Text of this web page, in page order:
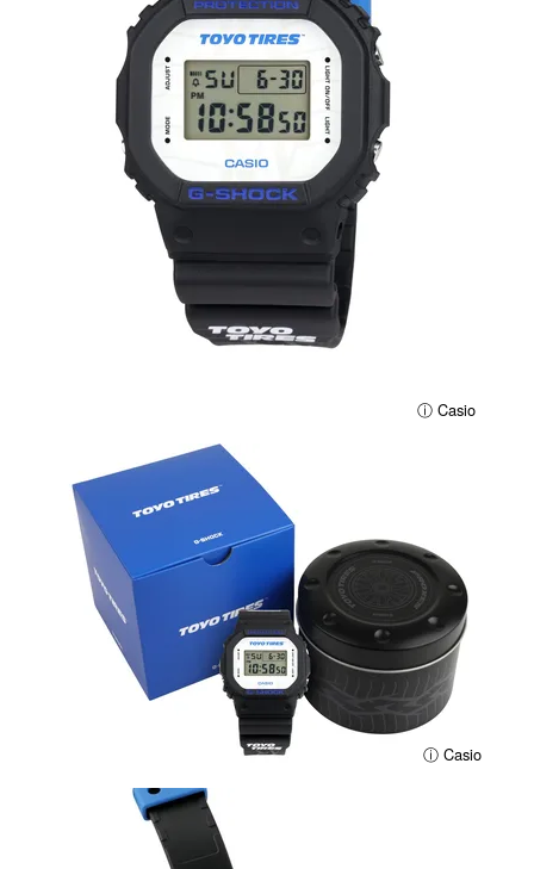
ⓘ Casio
ⓘ Casio